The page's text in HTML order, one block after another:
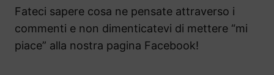
Fateci sapere cosa ne pensate attraverso i
commenti e non dimenticatevi di mettere “mi
piace” alla nostra pagina Facebook!